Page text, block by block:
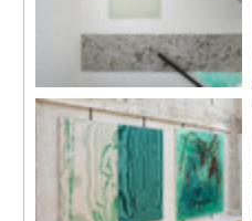
展覽現場
攝影：關尚智